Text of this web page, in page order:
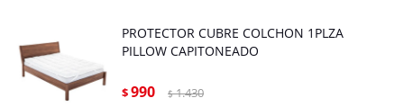
PROTECTOR CUBRE COLCHON 1PLZA
PILLOW CAPITONEADO
$990 $ 1.430